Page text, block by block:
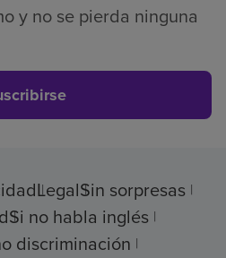
y no se pierda ninguna
LegalSin sorpresas
Si no habla inglés
discriminación